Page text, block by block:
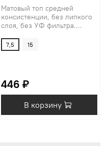
Матовый топ средней
консистенции, без липкого
слоя, без УФ фильтра....
7,5 15
446 ₽
В корзину